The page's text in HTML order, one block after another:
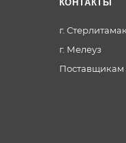
КОНТАКТЫ
г. Стерлитамак
г. Мелеуз
Поставщикам